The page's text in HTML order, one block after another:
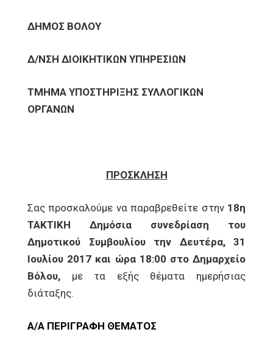
ΔΗΜΟΣ ΒΟΛΟΥ
Δ/ΝΣΗ ΔΙΟΙΚΗΤΙΚΩΝ ΥΠΗΡΕΣΙΩΝ
ΤΜΗΜΑ ΥΠΟΣΤΗΡΙΞΗΣ ΣΥΛΛΟΓΙΚΩΝ
ΟΡΓΑΝΩΝ
ΠΡΟΣΚΛΗΣΗ
Σας προσκαλούμε να παραβρεθείτε στην 18η
ΤΑΚΤΙΚΗ Δημόσια συνεδρίαση του
Δημοτικού Συμβουλίου την Δευτέρα, 31
Ιουλίου 2017 και ώρα 18:00 στο Δημαρχείο
Βόλου, με τα εξής θέματα ημερήσιας
διάταξης.
Α/Α ΠΕΡΙΓΡΑΦΗ ΘΕΜΑΤΟΣ